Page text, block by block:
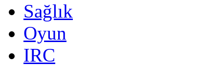
Sağlık
Oyun
IRC